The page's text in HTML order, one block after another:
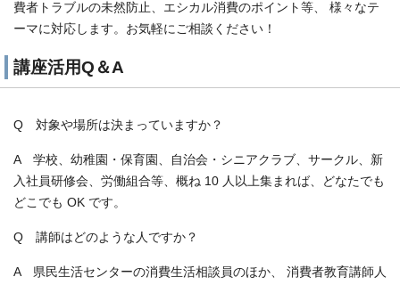
費者トラブルの未然防止、エシカル消費のポイント等、 様々なテ
ーマに対応します。お気軽にご相談ください！
講座活用Q＆A
Q 対象や場所は決まっていますか？
A 学校、幼稚園・保育園、自治会・シニアクラブ、サークル、新
入社員研修会、労働組合等、概ね 10 人以上集まれば、どなたでも
どこでも OK です。
Q 講師はどのような人ですか？
A 県民生活センターの消費生活相談員のほか、 消費者教育講師人